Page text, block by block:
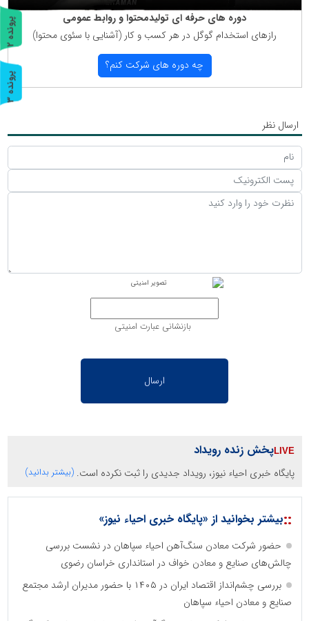
دوره های حرفه ای تولیدمحتوا و روابط عمومی
رازهای استخدام گوگل در هر كسب و كار (آشنایی با سئوی محتوا)
چه دوره های شركت كنم؟
ارسال نظر
بازنشانی عبارت امنیتی
پخش زنده رویداد
پایگاه خبری احیاء نیوز، رویداد جدیدی را ثبت نکرده است. (بیشتر بدانید)
::بیشتر بخوانید از «پایگاه خبری احیاء نیوز»
حضور شرکت معادن سنگ‌آهن احیاء سپاهان در نشست بررسی
چالش‌های صنایع و معادن خواف در استانداری خراسان رضوی
بررسی چشم‌انداز اقتصاد ایران در ۱۴۰۵ با حضور مدیران ارشد مجتمع
صنایع و معادن احیاء سپاهان
پ
ر
و
ن
د
ه
2
پ
ر
و
ن
د
ه
3